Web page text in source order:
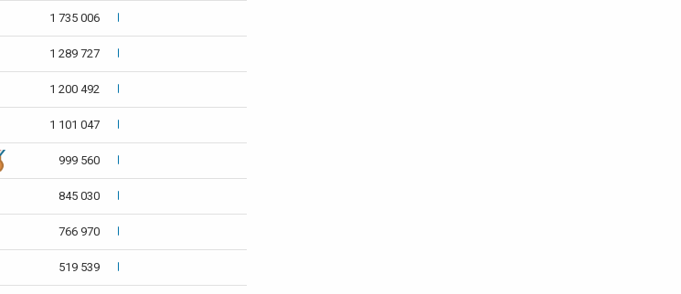
1 735 006
1 289 727
1 200 492
1 101 047
999 560
845 030
766 970
519 539